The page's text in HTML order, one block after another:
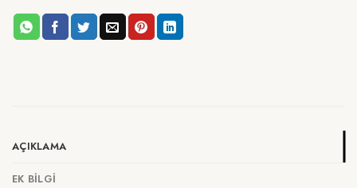
AÇIKLAMA
EK BILGI